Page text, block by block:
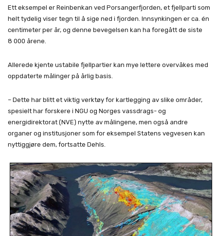
Ett eksempel er Reinbenkan ved Porsangerfjorden, et fjellparti som
helt tydelig viser tegn til å sige ned i fjorden. Innsynkingen er ca. én
centimeter per år, og denne bevegelsen kan ha foregått de siste
8 000 årene.
Allerede kjente ustabile fjellpartier kan mye lettere overvåkes med
oppdaterte målinger på årlig basis.
– Dette har blitt et viktig verktøy for kartlegging av slike områder,
spesielt har forskere i NGU og Norges vassdrags- og
energidirektorat (NVE) nytte av målingene, men også andre
organer og institusjoner som for eksempel Statens vegvesen kan
nyttiggjøre dem, fortsatte Dehls.